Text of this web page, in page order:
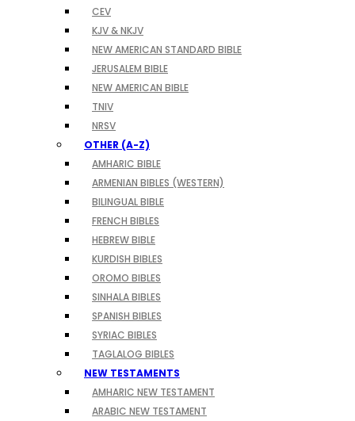
CEV
KJV & NKJV
NEW AMERICAN STANDARD BIBLE
JERUSALEM BIBLE
NEW AMERICAN BIBLE
TNIV
NRSV
OTHER (A-Z)
AMHARIC BIBLE
ARMENIAN BIBLES (WESTERN)
BILINGUAL BIBLE
FRENCH BIBLES
HEBREW BIBLE
KURDISH BIBLES
OROMO BIBLES
SINHALA BIBLES
SPANISH BIBLES
SYRIAC BIBLES
TAGLALOG BIBLES
NEW TESTAMENTS
AMHARIC NEW TESTAMENT
ARABIC NEW TESTAMENT